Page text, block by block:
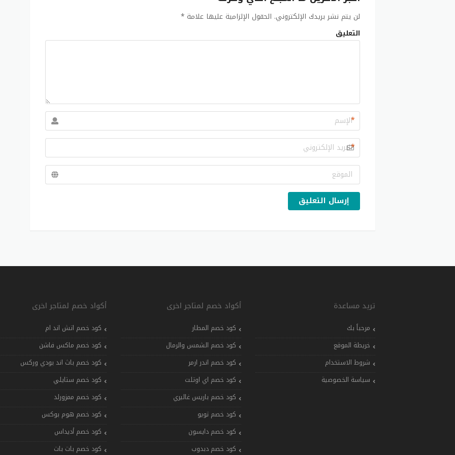
لن يتم نشر بريدك الإلكتروني. الحقول الإلزامية عليها علامة *
التعليق
*
*
إرسال التعليق
تريد مساعدة
مرحباً بك
خريطة الموقع
شروط الاستخدام
سياسة الخصوصية
أكواد خصم لمتاجر اخرى
كود خصم المطار
كود خصم الشمس والرمال
كود خصم اندر ارمر
كود خصم اي اوتلت
كود خصم باريس غاليري
كود خصم تويو
كود خصم دايسون
كود خصم دبدوب
أكواد خصم لمتاجر اخرى
كود خصم اتش اند ام
كود خصم ماكس فاشن
كود خصم باث اند بودي وركس
كود خصم ستايلي
كود خصم ممزورلد
كود خصم هوم بوكس
كود خصم أديداس
كود خصم بات بات